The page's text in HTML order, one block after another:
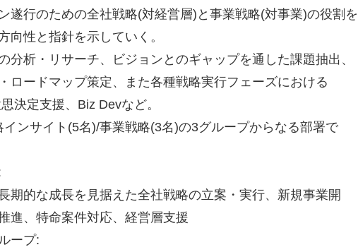
遂行のための全社戦略(対経営層)と事業戦略(対事業)の役割を
向性と指針を示していく。
分析・リサーチ、ビジョンとのギャップを通した課題抽出、
ロードマップ策定、また各種戦略実行フェーズにおける
決定支援、Biz Devなど。
ンサイト(5名)/事業戦略(3名)の3グループからなる部署で
期的な成長を見据えた全社戦略の立案・実行、新規事業開
進、特命案件対応、経営層支援
ープ: